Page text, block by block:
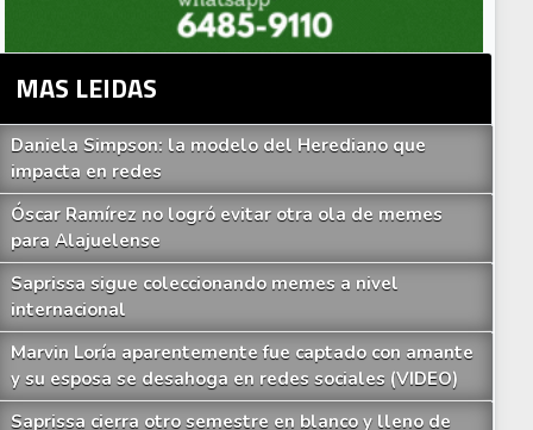
MAS LEIDAS
Daniela Simpson: la modelo del Herediano que
impacta en redes
Óscar Ramírez no logró evitar otra ola de memes
para Alajuelense
Saprissa sigue coleccionando memes a nivel
internacional
Marvin Loría aparentemente fue captado con amante
y su esposa se desahoga en redes sociales (VIDEO)
Saprissa cierra otro semestre en blanco y lleno de